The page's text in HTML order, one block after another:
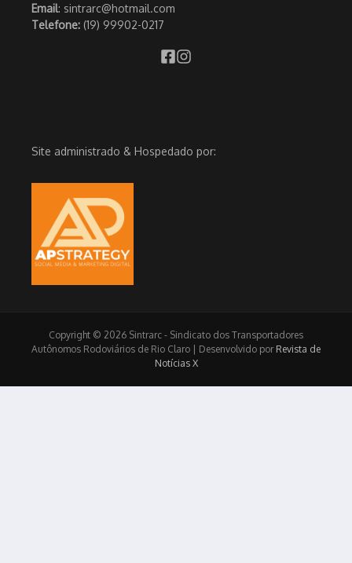
Email: sintrarc@hotmail.com
Telefone: (19) 99902-0217
Site administrado & Hospedado por:
Copyright © 2026 Sintrarc - Sindicato dos Transportadores
Autônomos Rodoviários de Rio Claro | Desenvolvido por Revista de
Notícias X